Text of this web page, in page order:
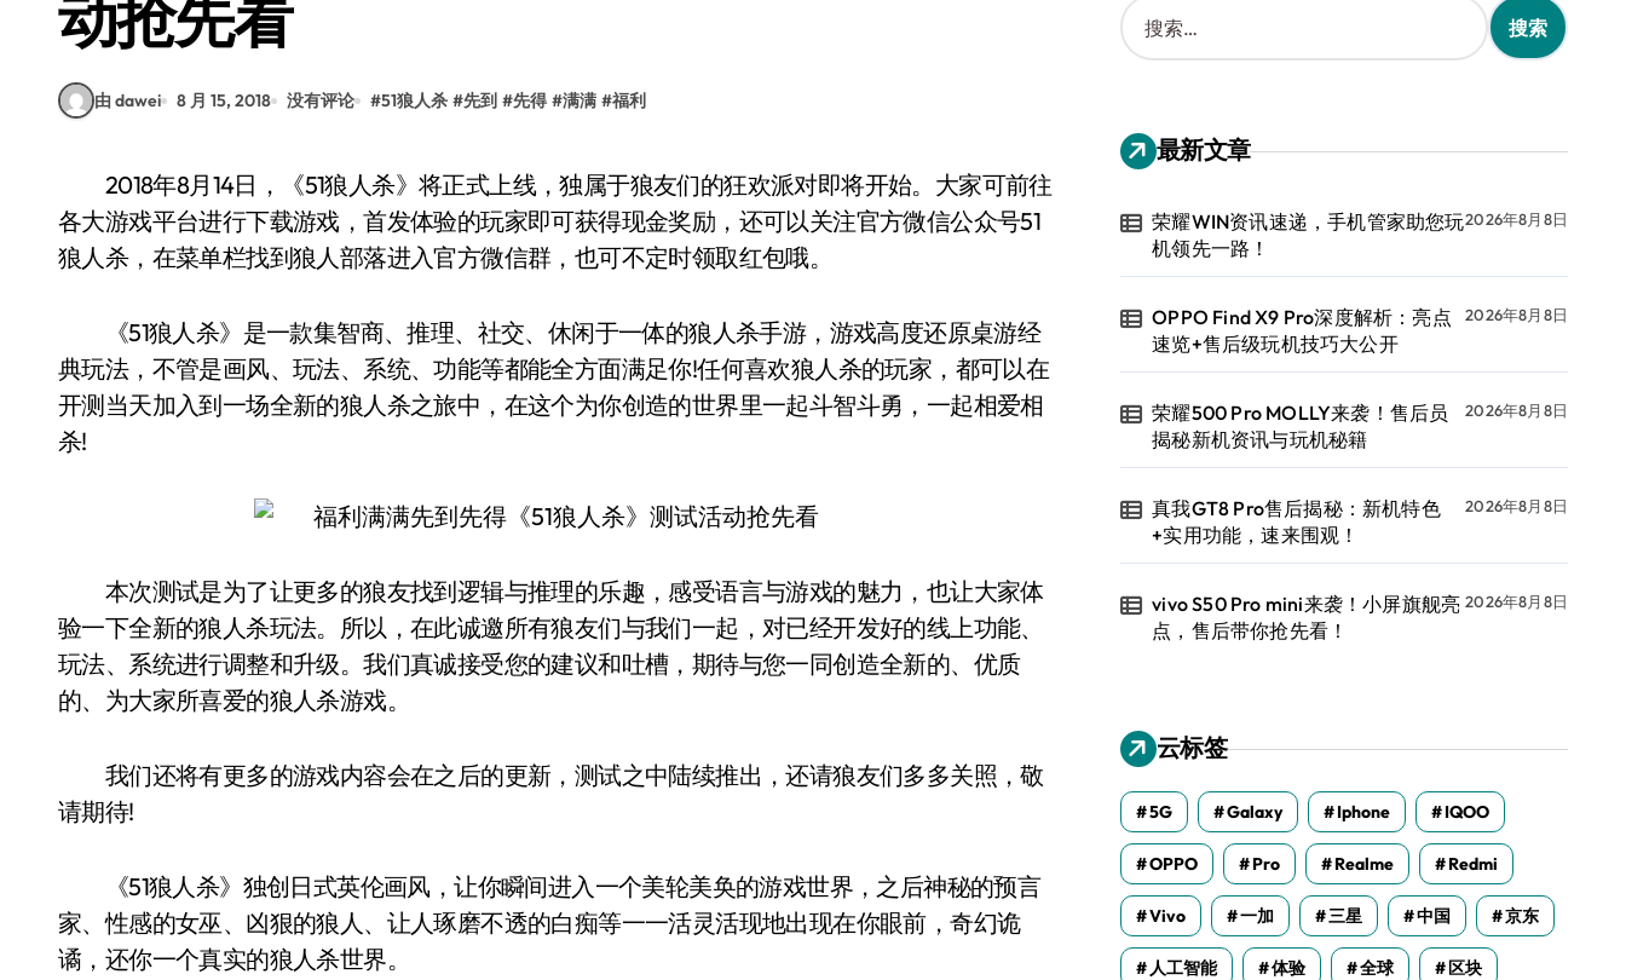
动抢先看
由 dawei 8 月 15, 2018 没有评论 #51狼人杀 #先到 #先得 #满满 #福利
2018年8月14日，《51狼人杀》将正式上线，独属于狼友们的狂欢派对即将开始。大家可前往
各大游戏平台进行下载游戏，首发体验的玩家即可获得现金奖励，还可以关注官方微信公众号51
狼人杀，在菜单栏找到狼人部落进入官方微信群，也可不定时领取红包哦。
《51狼人杀》是一款集智商、推理、社交、休闲于一体的狼人杀手游，游戏高度还原桌游经
典玩法，不管是画风、玩法、系统、功能等都能全方面满足你!任何喜欢狼人杀的玩家，都可以在
开测当天加入到一场全新的狼人杀之旅中，在这个为你创造的世界里一起斗智斗勇，一起相爱相
杀!
本次测试是为了让更多的狼友找到逻辑与推理的乐趣，感受语言与游戏的魅力，也让大家体
验一下全新的狼人杀玩法。所以，在此诚邀所有狼友们与我们一起，对已经开发好的线上功能、
玩法、系统进行调整和升级。我们真诚接受您的建议和吐槽，期待与您一同创造全新的、优质
的、为大家所喜爱的狼人杀游戏。
我们还将有更多的游戏内容会在之后的更新，测试之中陆续推出，还请狼友们多多关照，敬
请期待!
《51狼人杀》独创日式英伦画风，让你瞬间进入一个美轮美奂的游戏世界，之后神秘的预言
家、性感的女巫、凶狠的狼人、让人琢磨不透的白痴等一一活灵活现地出现在你眼前，奇幻诡
谲，还你一个真实的狼人杀世界。
搜
索
：
最新文章
荣耀WIN资讯速递，手机管家助您玩
机领先一路！
2026年8月8日
OPPO Find X9 Pro深度解析：亮点
速览+售后级玩机技巧大公开
2026年8月8日
荣耀500 Pro MOLLY来袭！售后员
揭秘新机资讯与玩机秘籍
2026年8月8日
真我GT8 Pro售后揭秘：新机特色
+实用功能，速来围观！
2026年8月8日
vivo S50 Pro mini来袭！小屏旗舰亮
点，售后带你抢先看！
2026年8月8日
云标签
5G Galaxy Iphone IQOO
OPPO Pro Realme Redmi
Vivo 一加 三星 中国 京东
人工智能 体验 全球 区块